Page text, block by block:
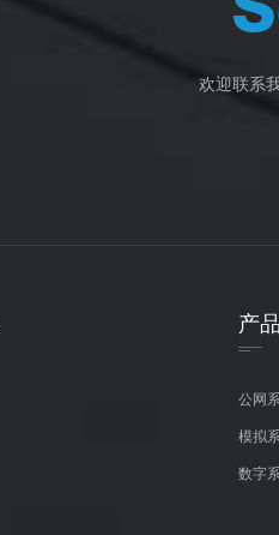
欢迎联系
产品
公网
模拟
数字